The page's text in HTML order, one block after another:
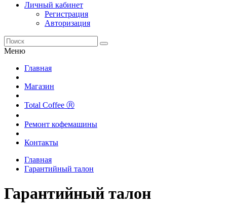
Личный кабинет
Регистрация
Авторизация
Меню
Главная
Магазин
Total Coffee Ⓡ
Ремонт кофемашины
Контакты
Главная
Гарантийный талон
Гарантийный талон